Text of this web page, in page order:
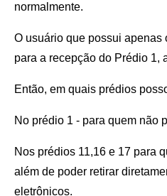
normalmente.
O usuário que possui apenas
para a recepção do Prédio 1,
Então, em quais prédios
No prédio 1 - para quem não
Nos prédios 11,16 e 17 para
além de poder retirar
eletrônicos.